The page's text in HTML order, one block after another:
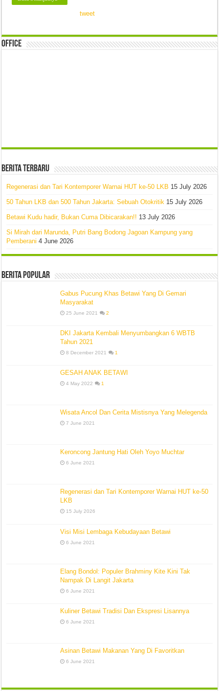
tweet
Office
Berita Terbaru
Regenerasi dan Tari Kontemporer Warnai HUT ke-50 LKB 15 July 2026
50 Tahun LKB dan 500 Tahun Jakarta: Sebuah Otokritik 15 July 2026
Betawi Kudu hadir, Bukan Cuma Dibicarakan!! 13 July 2026
Si Mirah dari Marunda, Putri Bang Bodong Jagoan Kampung yang
Pemberani 4 June 2026
Berita Popular
Gabus Pucung Khas Betawi Yang Di Gemari
Masyarakat
25 June 2021 2
DKI Jakarta Kembali Menyumbangkan 6 WBTB
Tahun 2021
8 December 2021 1
GESAH ANAK BETAWI
4 May 2022 1
Wisata Ancol Dan Cerita Mistisnya Yang Melegenda
7 June 2021
Keroncong Jantung Hati Oleh Yoyo Muchtar
6 June 2021
Regenerasi dan Tari Kontemporer Warnai HUT ke-50
LKB
15 July 2026
Visi Misi Lembaga Kebudayaan Betawi
6 June 2021
Elang Bondol: Populer Brahminy Kite Kini Tak
Nampak Di Langit Jakarta
6 June 2021
Kuliner Betawi Tradisi Dan Ekspresi Lisannya
6 June 2021
Asinan Betawi Makanan Yang Di Favoritkan
6 June 2021